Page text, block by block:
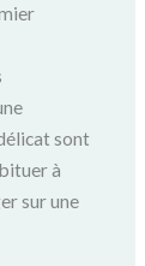
sont
à
sur une